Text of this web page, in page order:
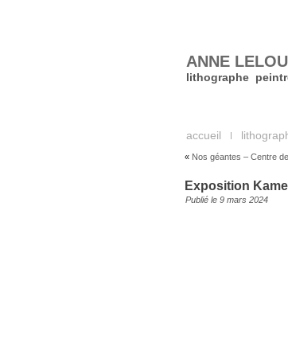
ANNE
lithographe
accueil
« Nos géantes – Centre
Exposition
Publié le 9 mars 2024